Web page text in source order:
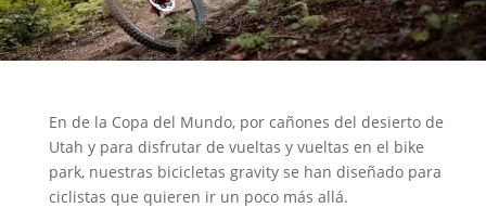
En de la Copa del Mundo, por cañones del desierto de
Utah y para disfrutar de vueltas y vueltas en el bike
park, nuestras bicicletas gravity se han diseñado para
ciclistas que quieren ir un poco más allá.